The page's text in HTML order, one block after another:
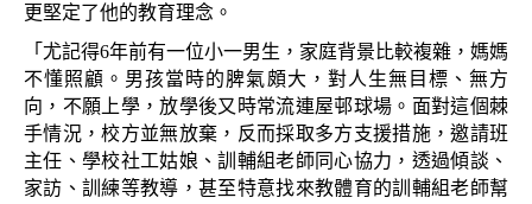
更堅定了他的教育理念。
「尤記得6年前有一位小一男生，家庭背景比較複雜，媽媽
不懂照顧。男孩當時的脾氣頗大，對人生無目標、無方
向，不願上學，放學後又時常流連屋邨球場。面對這個棘
手情況，校方並無放棄，反而採取多方支援措施，邀請班
主任、學校社工姑娘、訓輔組老師同心協力，透過傾談、
家訪、訓練等教導，甚至特意找來教體育的訓輔組老師幫